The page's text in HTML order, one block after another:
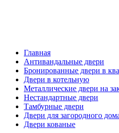
Главная
Антивандальные двери
Бронированные двери в
Двери в котельную
Металлические двери на
Нестандартные двери
Тамбурные двери
Двери для загородного
Двери кованые